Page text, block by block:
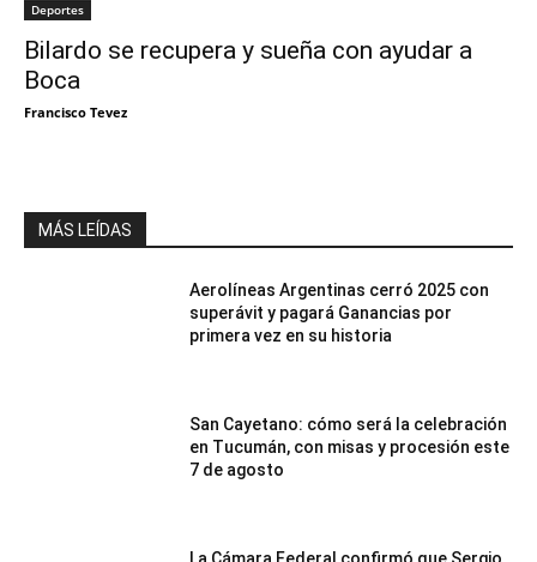
Deportes
Bilardo se recupera y sueña con ayudar a
Boca
Francisco Tevez
MÁS LEÍDAS
Aerolíneas Argentinas cerró 2025 con
superávit y pagará Ganancias por
primera vez en su historia
San Cayetano: cómo será la celebración
en Tucumán, con misas y procesión este
7 de agosto
La Cámara Federal confirmó que Sergio